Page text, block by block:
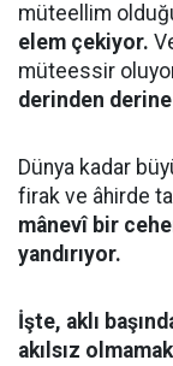
müteellim
elem çekiyor.
müteessir
derinden
Dünya kadar
firak ve âhirde
mânevî bir
yandırıyor.
İşte, aklı
akılsız